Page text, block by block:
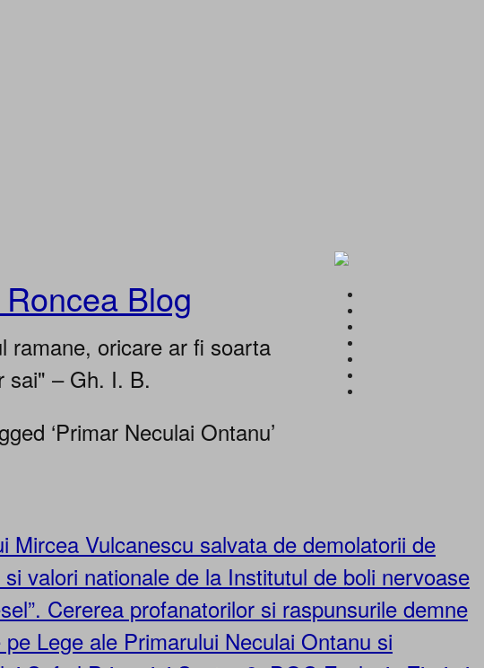
Blog
ramane, oricare ar fi soarta
sai" – Gh. I. B.
‘Primar Neculai Ontanu’
Mircea Vulcanescu salvata de demolatorii de
valori nationale de la Institutul de boli nervoase
Cererea profanatorilor si raspunsurile demne
Lege ale Primarului Neculai Ontanu si